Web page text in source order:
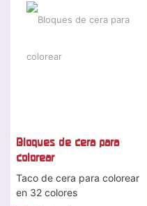
Bloques de cera para
colorear
Taco de cera para colorear
en 32 colores